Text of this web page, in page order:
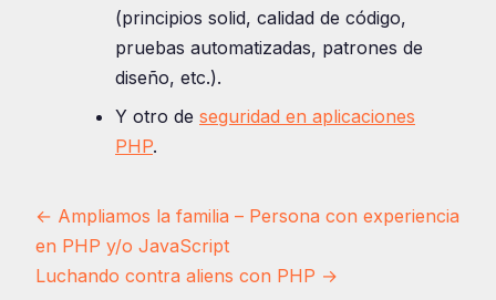
(principios solid, calidad de código,
pruebas automatizadas, patrones de
diseño, etc.).
Y otro de seguridad en aplicaciones
PHP.
Navegación
de
← Ampliamos la familia – Persona con experiencia
en PHP y/o JavaScript
Luchando contra aliens con PHP →